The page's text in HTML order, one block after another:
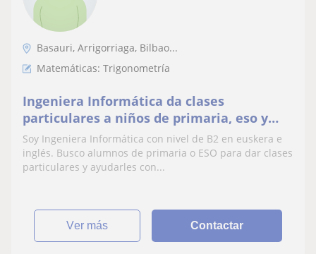
Basauri, Arrigorriaga, Bilbao...
Matemáticas: Trigonometría
Ingeniera Informática da clases
particulares a niños de primaria, eso y
bachillerato
Soy Ingeniera Informática con nivel de B2 en euskera e
inglés. Busco alumnos de primaria o ESO para dar clases
particulares y ayudarles con...
ver más Contactar